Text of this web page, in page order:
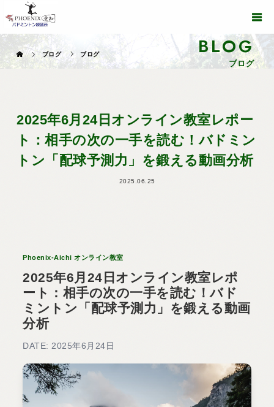
BLOG
ブログ
ブログ ブログ
2025年6月24日オンライン教室レポー
ト：相手の次の一手を読む！バドミン
トン「配球予測力」を鍛える動画分析
2025.06.25
Phoenix-Aichi オンライン教室
2025年6月24日オンライン教室レポ
ート：相手の次の一手を読む！バド
ミントン「配球予測力」を鍛える動画
分析
DATE: 2025年6月24日